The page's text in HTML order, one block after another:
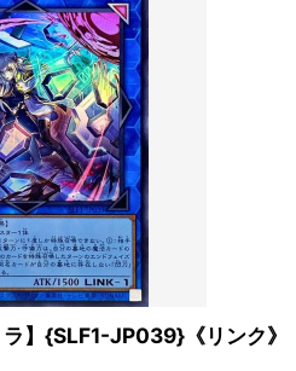
】{SLF1-JP039}《リンク》